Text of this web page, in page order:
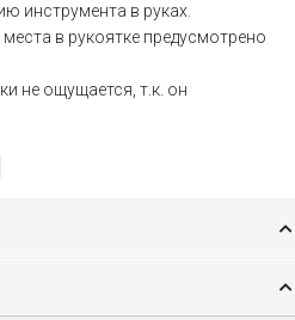
инструмента в руках.
в рукоятке предусмотрено
не ощущается, т.к. он